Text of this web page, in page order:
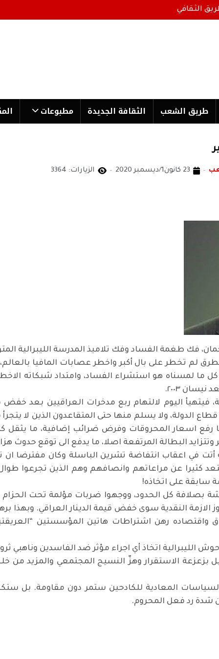
الثقافي
طریق الشعب الثقافة الجدیدة مطبوعات
23 كانون1/ديسمبر 2020 الزيارات: 3364
فك طغمة الفساد وفك تلاميذ المدرسة الليبرالية
لم تخطر على بال أكبر واخطر عصابات المافيا
كل ما لمسناه هو استشراء الفساد، وامتداد شبكاته
٢٠٠٣.
فيتهيأ اليوم لالتهام ربع مدخرات العراقيين بعد خفض
الدولة، ولا يسلم منها حتى المتقاعدون الذين لا
رفع اسعار المحروقات وفرض ضرائب إضافية، ما
البطالة المرتفعة اصلا، ما يدفع الى توقع حدوث
أتت في اعقاب انتفاضة تشرين الباسلة وكان مفترضا
كثيرا عن مراعاتهم وانصافهم وهم الذين تجرعوا
سابقة على اتخاذه!
بصلافة كل الحدود، ووجهوا ضربات مؤلمة تحت
الازمة النقدية سوى خفض قيمة الدينار العراقي. وبهذا
واقتصاده رهن اشتراطات هاتين المؤسستين
الليبرالية اتخاذ أي اجراء مؤثر ضد الفاسدين وناهبي
الاستقرار وهزّ النسيج المجتمعي والمزيد من
المعادية للكادحين ستمر دون مقاومة. بل
شدة رد فعل المحروم.